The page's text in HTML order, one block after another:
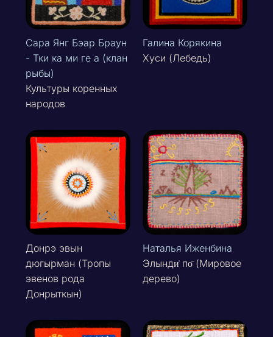
Сара Янг Бэар Браун
- Тки ка ми ге а (клан
рыбы)
Культуры коренных
народов
Галина Корякина
Хуси (Лебедь)
Донрэ эвын
дюгырман (Тропы
эвенов рода
Донрыткын)
Наталья Иженбина
Элынди̇ по̄ (Мировое
дерево)